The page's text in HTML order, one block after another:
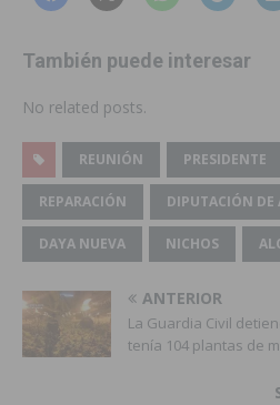
También puede interesar
No related posts.
REUNIÓN PRESIDENTE
REPARACIÓN DIPUTACIÓN DE
DAYA NUEVA NICHOS
ANTERIOR
La Guardia Civil
tenía 104 plantas de